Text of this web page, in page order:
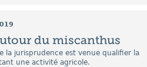
du miscanthus
la jurisprudence est venue qualifier la
une activité agricole.